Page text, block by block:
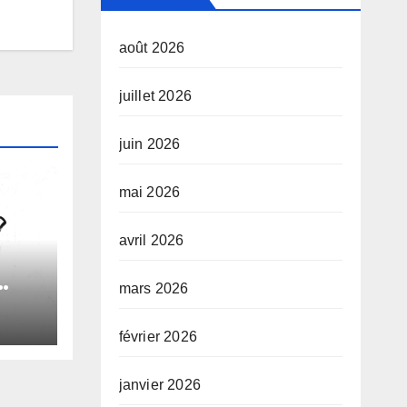
août 2026
juillet 2026
juin 2026
mai 2026
avril 2026
mars 2026
février 2026
janvier 2026